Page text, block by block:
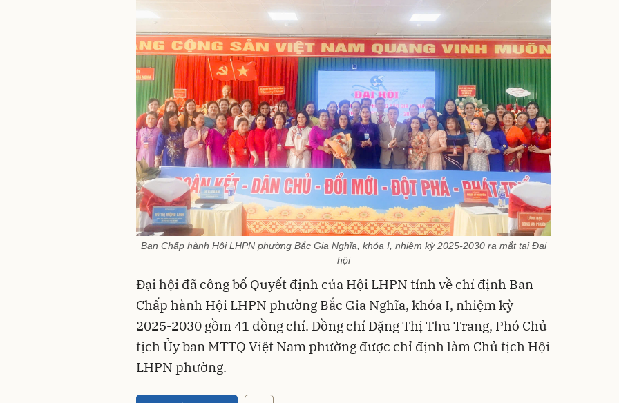
Ban Chấp hành Hội LHPN phường Bắc Gia Nghĩa, khóa I, nhiệm kỳ 2025-2030 ra mắt tại Đại
hội
Đại hội đã công bố Quyết định của Hội LHPN tỉnh về chỉ định Ban
Chấp hành Hội LHPN phường Bắc Gia Nghĩa, khóa I, nhiệm kỳ
2025-2030 gồm 41 đồng chí. Đồng chí Đặng Thị Thu Trang, Phó Chủ
tịch Ủy ban MTTQ Việt Nam phường được chỉ định làm Chủ tịch Hội
LHPN phường.